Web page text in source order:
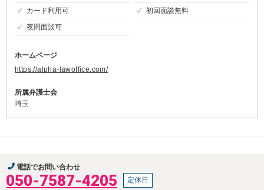
カード利用可
初回面談無料
夜間面談可
ホームページ
https://alpha-lawoffice.com/
所属弁護士会
埼玉
電話でお問い合わせ
050-7587-4205 定休日